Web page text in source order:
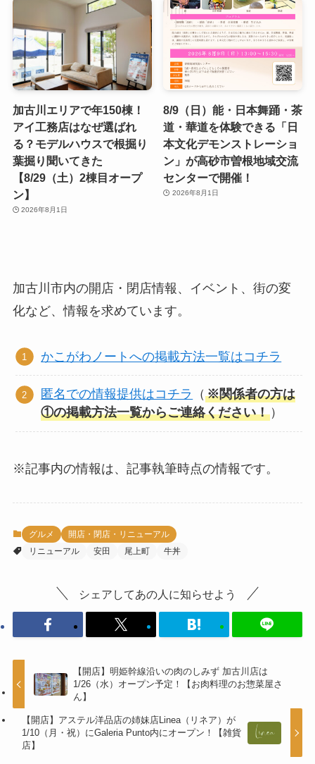
加古川エリアで年150棟！
アイ工務店はなぜ選ばれ
る？モデルハウスで根掘り
葉掘り聞いてきた
【8/29（土）2棟目オープ
ン】
2026年8月1日
8/9（日）能・日本舞踊・茶
道・華道を体験できる「日
本文化デモンストレーショ
ン」が高砂市曽根地域交流
センターで開催！
2026年8月1日
加古川市内の開店・閉店情報、イベント、街の変
化など、情報を求めています。
かこがわノートへの掲載方法一覧はコチラ
匿名での情報提供はコチラ （※関係者の方は
①の掲載方法一覧からご連絡ください！ ）
※記事内の情報は、記事執筆時点の情報です。
グルメ
開店・閉店・リニューアル
リニューアル
安田 尾上町 牛丼
シェアしてあの人に知らせよう
【開店】明姫幹線沿いの肉のしみず 加古川店は
1/26（水）オープン予定！【お肉料理のお惣菜屋さ
ん】
【開店】アステル洋品店の姉妹店Linea（リネア）が
1/10（月・祝）にGaleria Punto内にオープン！【雑貨
店】